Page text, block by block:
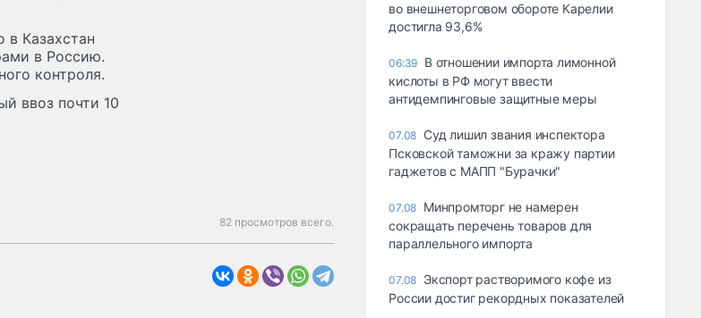
в Казахстан
в Россию.
контроля.
ввоз почти 10
82 просмотров всего.
во внешнеторговом обороте Карелии
достигла 93,6%
06:39 В отношении импорта лимонной
кислоты в РФ могут ввести
антидемпинговые защитные меры
07.08 Суд лишил звания инспектора
Псковской таможни за кражу партии
гаджетов с МАПП "Бурачки"
07.08 Минпромторг не намерен
сокращать перечень товаров для
параллельного импорта
07.08 Экспорт растворимого кофе из
России достиг рекордных показателей